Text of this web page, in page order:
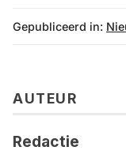
Gepubliceerd in:
AUTEUR
Redactie